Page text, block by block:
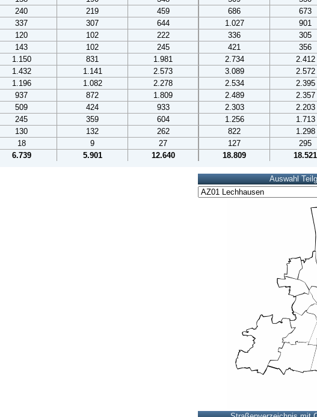
240 219 459 686 673
337 307 644 1.027 901
120 102 222 336 305
143 102 245 421 356
1.150 831 1.981 2.734 2.412
1.432 1.141 2.573 3.089 2.572
1.196 1.082 2.278 2.534 2.395
937 872 1.809 2.489 2.357
509 424 933 2.303 2.203
245 359 604 1.256 1.713
130 132 262 822 1.298
18 9 27 127 295
6.739 5.901 12.640 18.809 18.521